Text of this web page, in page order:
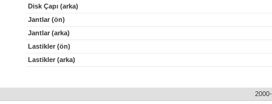
Disk Çapı (arka)
Jantlar (ön)
Jantlar (arka)
Lastikler (ön)
Lastikler (arka)